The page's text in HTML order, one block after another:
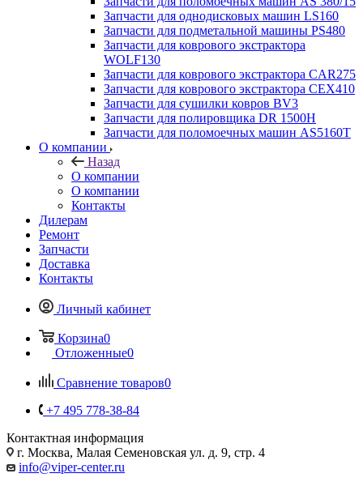
Запчасти для однодисковых машин LS160
Запчасти для подметальной машины PS480
Запчасти для коврового экстрактора
WOLF130
Запчасти для коврового экстрактора CAR275
Запчасти для коврового экстрактора CEX410
Запчасти для сушилки ковров BV3
Запчасти для полировщика DR 1500H
Запчасти для поломоечных машин AS5160T
О компании
Назад
О компании
О компании
Контакты
Дилерам
Ремонт
Запчасти
Доставка
Контакты
Личный кабинет
Корзина0
Отложенные0
Сравнение товаров0
+7 495 778-38-84
Контактная информация
г. Москва, Малая Семеновская ул. д. 9, стр. 4
info@viper-center.ru